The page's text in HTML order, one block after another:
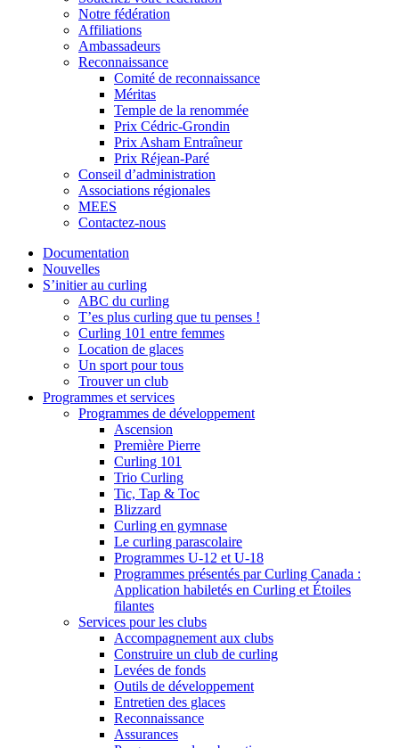
Notre fédération
Affiliations
Ambassadeurs
Reconnaissance
Comité de reconnaissance
Méritas
Temple de la renommée
Prix Cédric-Grondin
Prix Asham Entraîneur
Prix Réjean-Paré
Conseil d’administration
Associations régionales
MEES
Contactez-nous
Documentation
Nouvelles
S’initier au curling
ABC du curling
T’es plus curling que tu penses !
Curling 101 entre femmes
Location de glaces
Un sport pour tous
Trouver un club
Programmes et services
Programmes de développement
Ascension
Première Pierre
Curling 101
Trio Curling
Tic, Tap & Toc
Blizzard
Curling en gymnase
Le curling parascolaire
Programmes U-12 et U-18
Programmes présentés par Curling Canada :
Application habiletés en Curling et Étoiles
filantes
Services pour les clubs
Accompagnement aux clubs
Construire un club de curling
Levées de fonds
Outils de développement
Entretien des glaces
Reconnaissance
Assurances